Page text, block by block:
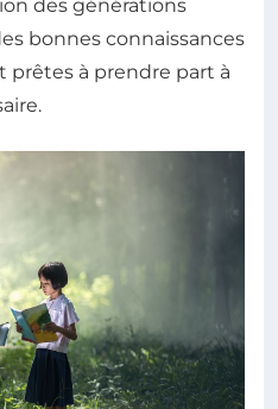
des générations
bonnes connaissances
prêtes à prendre part à